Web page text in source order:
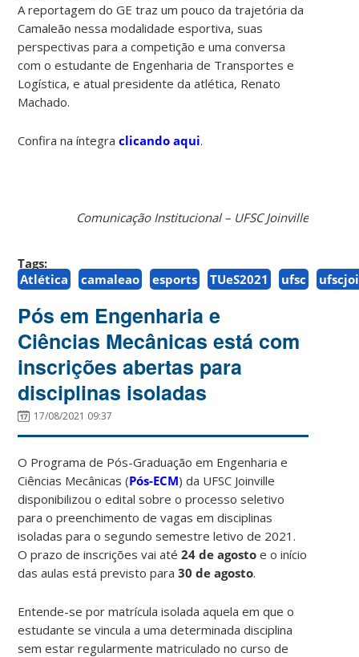
A reportagem do GE traz um pouco da trajetória da
Camaleão nessa modalidade esportiva, suas
perspectivas para a competição e uma conversa
com o estudante de Engenharia de Transportes e
Logística, e atual presidente da atlética, Renato
Machado.
Confira na íntegraclicando aqui.
Comunicação Institucional – UFSC Joinville
Tags:
Atlética
camaleao esports TUeS2021 ufsc
Pós em Engenharia e
Ciências Mecânicas está com
inscrições abertas para
disciplinas isoladas
17/08/2021 09:37
O Programa de Pós-Graduação em Engenharia e
Ciências Mecânicas (Pós-ECM) da UFSC Joinville
disponibilizou o edital sobre o processo seletivo
para o preenchimento de vagas em disciplinas
isoladas para o segundo semestre letivo de 2021.
O prazo de inscrições vai até24 de agostoe o início
das aulas está previsto para30 de agosto.
Entende-se por matrícula isolada aquela em que o
estudante se vincula a uma determinada disciplina
sem estar regularmente matriculado no curso de